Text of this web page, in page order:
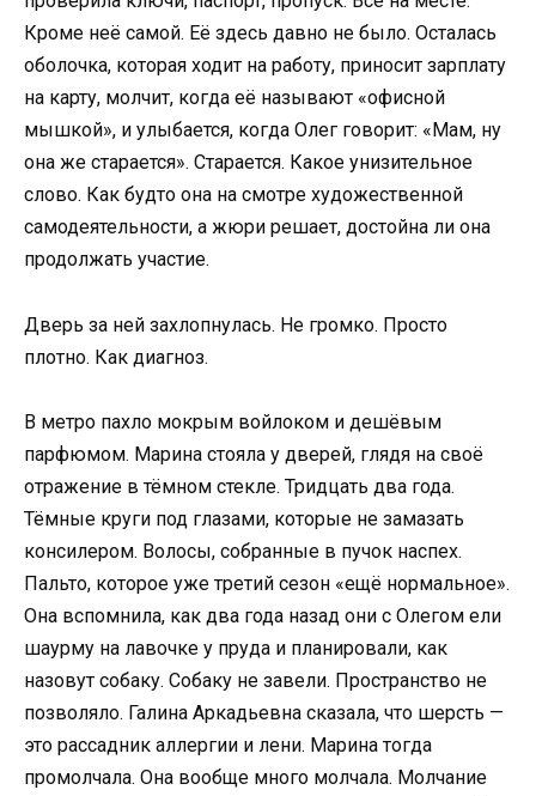
Кроме неё самой. Её здесь давно не было. Осталась
оболочка, которая ходит на работу, приносит зарплату
на карту, молчит, когда её называют «офисной
мышкой», и улыбается, когда Олег говорит: «Мам, ну
она же старается». Старается. Какое унизительное
слово. Как будто она на смотре художественной
самодеятельности, а жюри решает, достойна ли она
продолжать участие.
Дверь за ней захлопнулась. Не громко. Просто
плотно. Как диагноз.
В метро пахло мокрым войлоком и дешёвым
парфюмом. Марина стояла у дверей, глядя на своё
отражение в тёмном стекле. Тридцать два года.
Тёмные круги под глазами, которые не замазать
консилером. Волосы, собранные в пучок наспех.
Пальто, которое уже третий сезон «ещё нормальное».
Она вспомнила, как два года назад они с Олегом ели
шаурму на лавочке у пруда и планировали, как
назовут собаку. Собаку не завели. Пространство не
позволяло. Галина Аркадьевна сказала, что шерсть —
это рассадник аллергии и лени. Марина тогда
промолчала. Она вообще много молчала. Молчание